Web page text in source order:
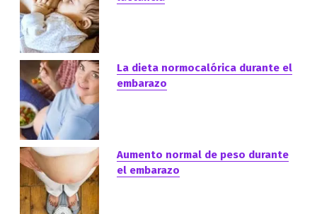
La dieta normocalórica durante el
embarazo
Aumento normal de peso durante
el embarazo